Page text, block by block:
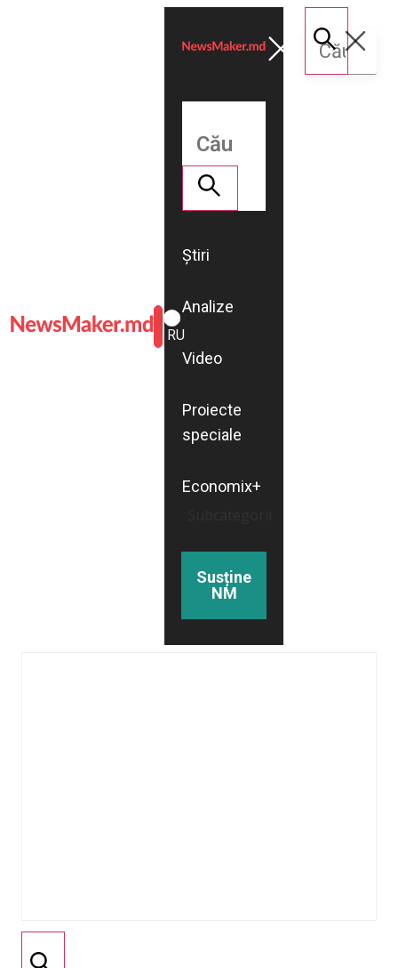
ROMÂNĂ
RU
Știri
Analize
Video
Proiecte
speciale
Economix+
Susține
NM